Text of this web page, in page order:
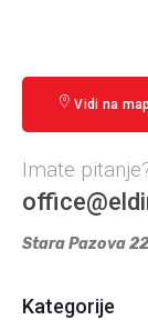
Vidi na
Imate
Stara Pazova
Kategorije